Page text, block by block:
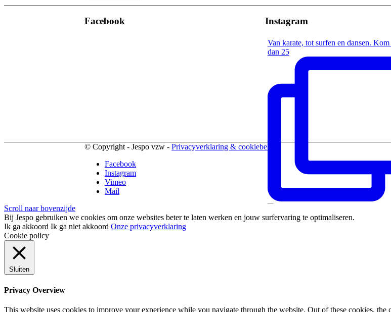
Facebook Instagram
Van karate, tot surfen en dansen. Kom
dan 25
© Copyright - Jespo vzw - Privacyverklaring & cookiebeleid
Facebook
Instagram
Vimeo
Mail
Scroll naar bovenzijde
Bij Jespo gebruiken we cookies om onze websites beter te laten werken en jouw surfervaring te optimaliseren.
Ik ga akkoord Ik ga niet akkoord Onze privacyverklaring
Cookie policy
Sluiten
Privacy Overview
This website uses cookies to improve your experience while you navigate through the website. Out of these cookies, the